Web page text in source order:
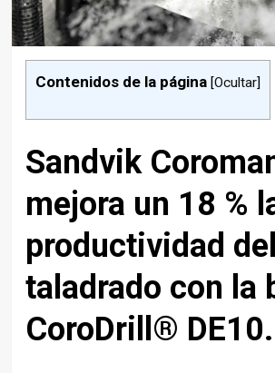
Contenidos de la página [Ocultar]
Sandvik
mejora un 18 %
productividad del
taladrado con la
CoroDrill® DE10.